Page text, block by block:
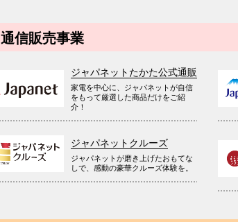
通信販売事業
ジャパネットたかた公式通販
家電を中心に、ジャパネットが自信
をもって厳選した商品だけをご紹
介！
ジャパネットクルーズ
ジャパネットが磨き上げたおもてな
しで、感動の豪華クルーズ体験を。